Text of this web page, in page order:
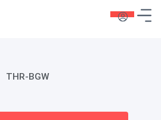
THR-BGW